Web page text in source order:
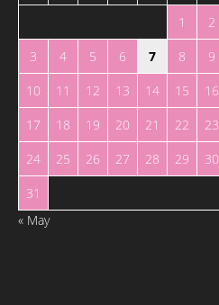
1
2
3
4 5 6 7 8
9
10
11 12 13 14 15
16
17
18 19 20 21 22
23
24
25 26 27 28 29
30
31
« May